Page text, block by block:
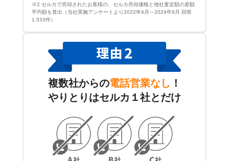
※2 セルカで売却されたお客様の、セルカ売却価格と他社査定額の差額
平均額を算出（当社実施アンケートより2022年4月～2024年9月 回答
1,533件）
複数社からの電話営業なし ！
やりとりはセルカ１社とだけ